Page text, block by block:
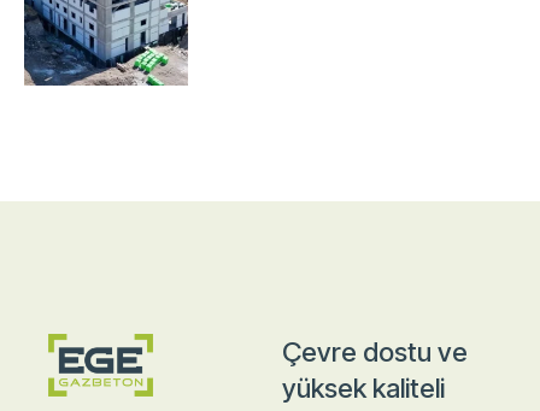
Çevre dostu ve
yüksek kaliteli